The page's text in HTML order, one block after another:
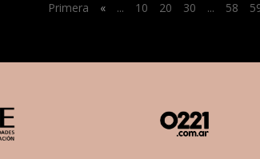
Primera « ... 10 20 30 ... 58